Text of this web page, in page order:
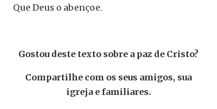
Que Deus o abençoe.
Gostou deste texto sobre a paz de Cristo?
Compartilhe com os seus amigos, sua
igreja e familiares.